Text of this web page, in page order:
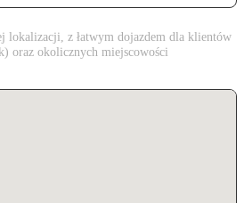
lokalizacji, z łatwym dojazdem dla klientów
oraz okolicznych miejscowości